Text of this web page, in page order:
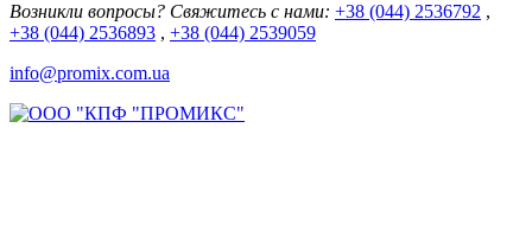
Возникли вопросы? Свяжитесь с нами: +38 (044) 2536792 ,
+38 (044) 2536893 , +38 (044) 2539059
info@promix.com.ua